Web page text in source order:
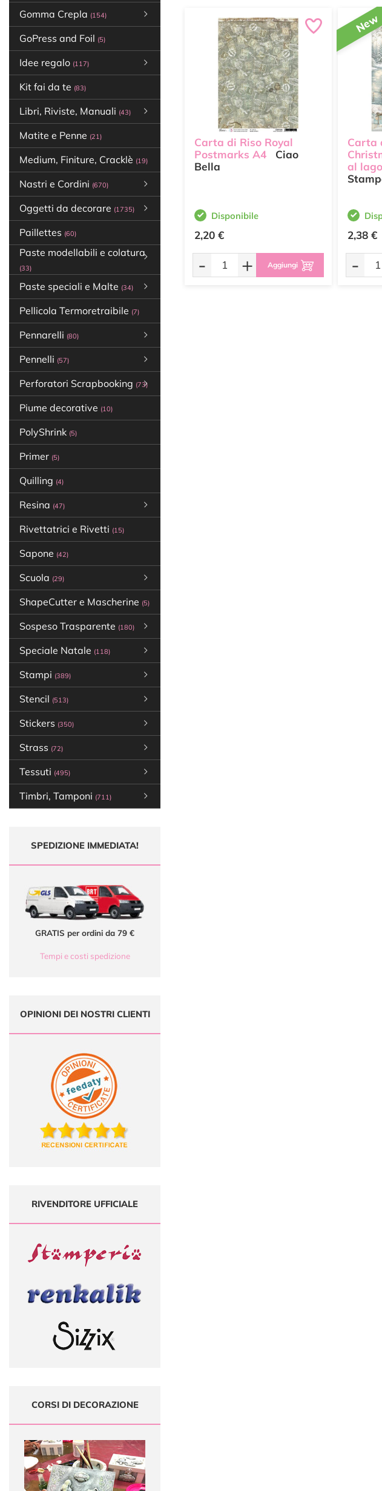
Gomma Crepla (154)
GoPress and Foil (5)
Idee regalo (117)
Kit fai da te (83)
Libri, Riviste, Manuali (43)
Matite e Penne (21)
Medium, Finiture, Cracklè (19)
Nastri e Cordini (670)
Oggetti da decorare (1735)
Paillettes (60)
Paste modellabili e colatura
(33)
Paste speciali e Malte (34)
Pellicola Termoretraibile (7)
Pennarelli (80)
Pennelli (57)
Perforatori Scrapbooking (73)
Piume decorative (10)
PolyShrink (5)
Primer (5)
Quilling (4)
Resina (47)
Rivettatrici e Rivetti (15)
Sapone (42)
Scuola (29)
ShapeCutter e Mascherine (5)
Sospeso Trasparente (180)
Speciale Natale (118)
Stampi (389)
Stencil (513)
Stickers (350)
Strass (72)
Tessuti (495)
Timbri, Tamponi (711)
SPEDIZIONE IMMEDIATA!
GRATIS per ordini da 79 €
Tempi e costi spedizione
OPINIONI DEI NOSTRI CLIENTI
RIVENDITORE UFFICIALE
CORSI DI DECORAZIONE
Carta di Riso Royal
Postmarks A4
Ciao
Bella
Disponibile
2,20 €
- + Aggiungi
New
Carta
al
2,38 €
-